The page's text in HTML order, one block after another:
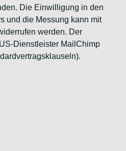
Die Einwilligung in den
und die Messung kann mit
werden. Der
Dienstleister MailChimp